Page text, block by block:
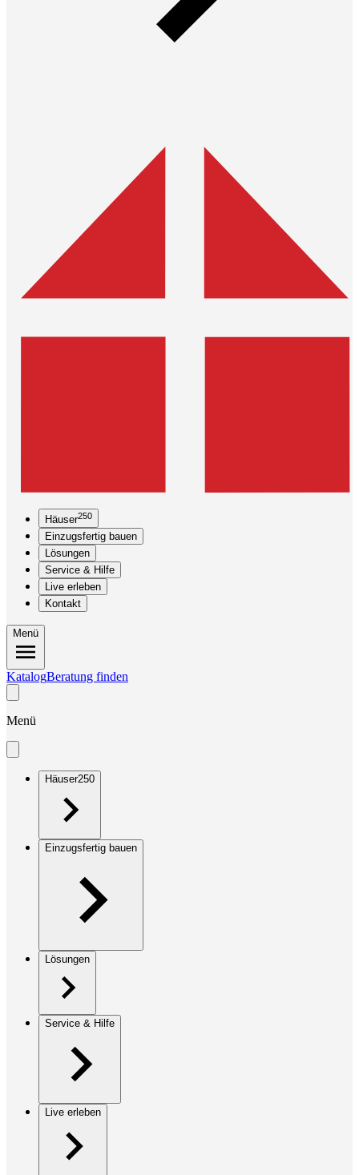
Häuser250
Einzugsfertig bauen
Lösungen
Service & Hilfe
Live erleben
Kontakt
Menü
KatalogBeratung finden
Menü
Häuser250
Einzugsfertig bauen
Lösungen
Service & Hilfe
Live erleben